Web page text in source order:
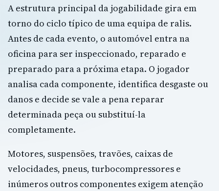
A estrutura principal da jogabilidade gira em
torno do ciclo típico de uma equipa de ralis.
Antes de cada evento, o automóvel entra na
oficina para ser inspeccionado, reparado e
preparado para a próxima etapa. O jogador
analisa cada componente, identifica desgaste ou
danos e decide se vale a pena reparar
determinada peça ou substituí-la
completamente.
Motores, suspensões, travões, caixas de
velocidades, pneus, turbocompressores e
inúmeros outros componentes exigem atenção